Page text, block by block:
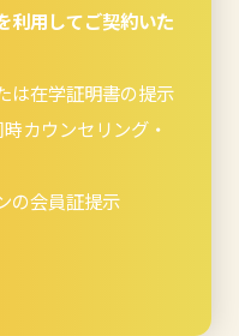
利用してご契約いた
は在学証明書の提示
カウンセリング・
の会員証提示